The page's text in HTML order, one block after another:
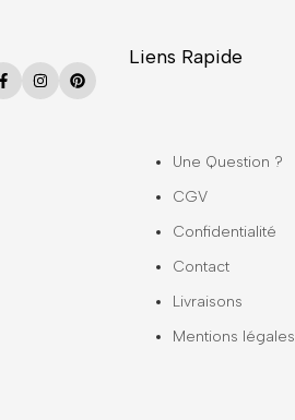
Facebook
InstagramPinterest
Liens Rapide
Une Question ?
CGV
Confidentialité
Contact
Livraisons
Mentions légales